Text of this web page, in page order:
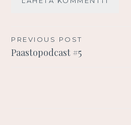
Artikkelien
selaus
PREVIOUS POST
Paastopodcast #5